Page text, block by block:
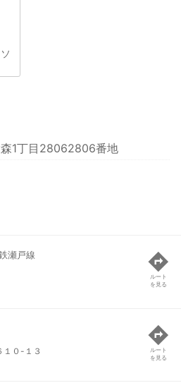
1丁目28062806番地
瀬戸線
ルート
を見る
１０-１３
ルート
を見る